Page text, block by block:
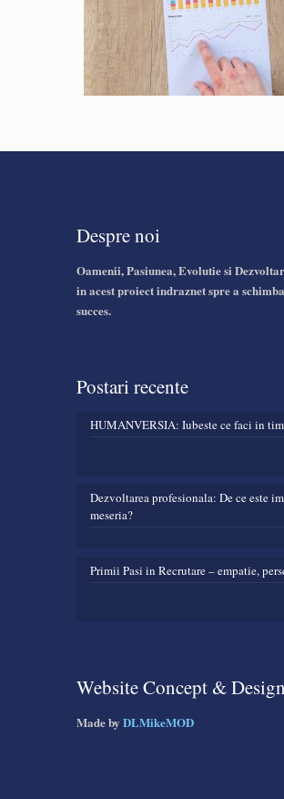
Despre noi
Oamenii, Pasiunea, Evolutie si
in acest proiect indraznet spre a
succes.
Postari recente
HUMANVERSIA: Iubeste ce faci in
Dezvoltarea profesionala: De ce este
meseria?
Primii Pasi in Recrutare – empatie,
Website Concept & Design
Made by DLMikeMOD